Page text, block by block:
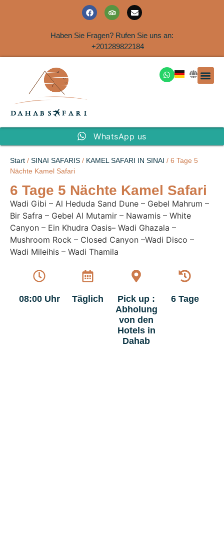
Haben Sie Fragen? Rufen Sie uns an:
+201289822184
WhatsApp us
Start / SINAI SAFARIS / KAMEL SAFARI IN SINAI / 6 Tage 5
Nächte Kamel Safari
6 Tage 5 Nächte Kamel Safari
Wadi Gibi – Al Heduda Sand Dune – Gebel Mahrum –
Bir Safra – Gebel Al Mutamir – Nawamis – White
Canyon – Ein Khudra Oasis– Wadi Ghazala –
Mushroom Rock – Closed Canyon –Wadi Disco –
Wadi Mileihis – Wadi Thamila
08:00 Uhr Täglich
Pick up :
Abholung
von den
Hotels in
Dahab
6 Tage